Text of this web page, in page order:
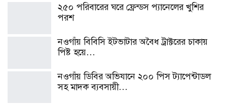
২৫০ পরিবারের ঘরে ফ্রেন্ডস প্যানেলের খুশির
পরশ
নওগাঁয় বিবিসি ইটভাটার অবৈধ ট্রাক্টরের চাকায়
পিষ্ট হয়ে…
নওগাঁয় ডিবির অভিযানে ২০০ পিস ট্যাপেন্টাডল
সহ মাদক ব্যবসায়ী…